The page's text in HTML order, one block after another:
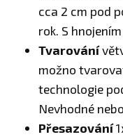
cca 2 cm pod
rok. S
Tvarování
možno
technologie
Nevhodné
Přesazování